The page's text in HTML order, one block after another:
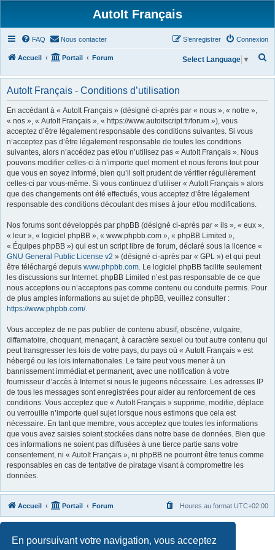
En poursuivant votre navigation, vous acceptez
AutoIt Français
FAQ Nous contacter Connexion
S’enregistrer
Accueil Portail Forum
h
Select Language ▼
AutoIt Français - Conditions d’utilisation
En accédant à « AutoIt Français » (désigné ci-après par « nous », « notre »,
« nos », « AutoIt Français », « https://www.autoitscript.fr/forum »), vous
acceptez d’être légalement responsable des conditions suivantes. Si vous
n’acceptez pas d’être légalement responsable de toutes les conditions
suivantes, alors n’accédez pas et/ou n’utilisez pas « AutoIt Français ». Nous
pouvons modifier celles-ci à n’importe quel moment et nous ferons tout pour
que vous en soyez informé, bien qu’il soit prudent de vérifier régulièrement
celles-ci par vous-même. Si vous continuez d’utiliser « AutoIt Français » alors
que des changements ont été effectués, vous acceptez d’être légalement
responsable des conditions découlant des mises à jour et/ou modifications.
Nos forums sont développés par phpBB (désigné ci-après par « ils », « eux »,
« leur », « logiciel phpBB », « www.phpbb.com », « phpBB Limited »,
« Équipes phpBB ») qui est un script libre de forum, déclaré sous la licence «
GNU General Public License v2 » (désigné ci-après par « GPL ») et qui peut
être téléchargé depuis www.phpbb.com. Le logiciel phpBB facilite seulement
les discussions sur Internet. phpBB Limited n’est pas responsable de ce que
nous acceptons ou n’acceptons pas comme contenu ou conduite permis. Pour
de plus amples informations au sujet de phpBB, veuillez consulter :
https://www.phpbb.com/.
Vous acceptez de ne pas publier de contenu abusif, obscène, vulgaire,
diffamatoire, choquant, menaçant, à caractère sexuel ou tout autre contenu qui
peut transgresser les lois de votre pays, du pays où « AutoIt Français » est
hébergé ou les lois internationales. Le faire peut vous mener à un
bannissement immédiat et permanent, avec une notification à votre
fournisseur d’accès à Internet si nous le jugeons nécessaire. Les adresses IP
de tous les messages sont enregistrées pour aider au renforcement de ces
conditions. Vous acceptez que « AutoIt Français » supprime, modifie, déplace
ou verrouille n’importe quel sujet lorsque nous estimons que cela est
nécessaire. En tant que membre, vous acceptez que toutes les informations
que vous avez saisies soient stockées dans notre base de données. Bien que
ces informations ne soient pas diffusées à une tierce partie sans votre
consentement, ni « AutoIt Français », ni phpBB ne pourront être tenus comme
responsables en cas de tentative de piratage visant à compromettre les
données.
Accueil Portail Forum Heures au format UTC+02:00
Traduit parphpBB-fr.com